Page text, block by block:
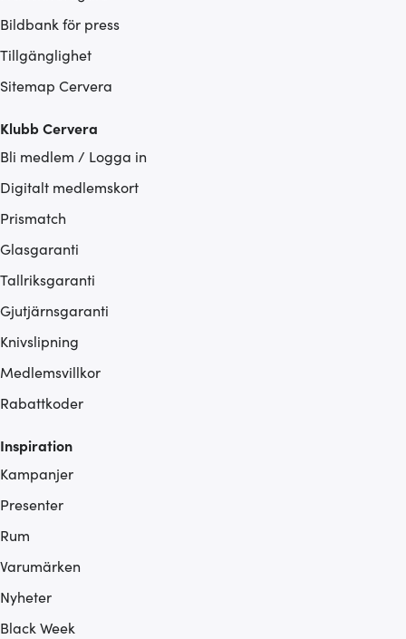
Bildbank för press
Tillgänglighet
Sitemap Cervera
Klubb Cervera
Bli medlem / Logga in
Digitalt medlemskort
Prismatch
Glasgaranti
Tallriksgaranti
Gjutjärnsgaranti
Knivslipning
Medlemsvillkor
Rabattkoder
Inspiration
Kampanjer
Presenter
Rum
Varumärken
Nyheter
Black Week